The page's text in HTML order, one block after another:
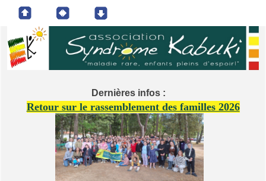
Dernières infos :
Retour sur le rassemblement des familles 2026